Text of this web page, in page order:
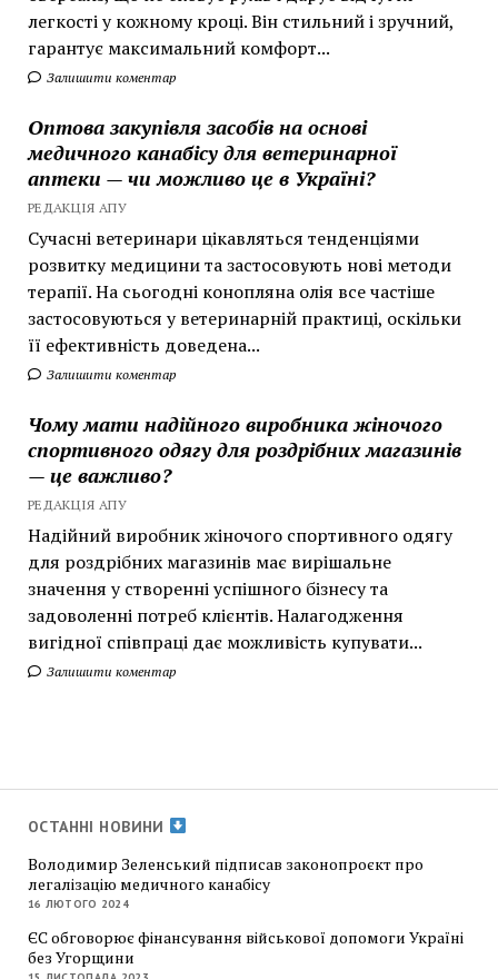
легкості у кожному кроці. Він стильний і зручний,
гарантує максимальний комфорт...
Залишити коментар
Оптова закупівля засобів на основі
медичного канабісу для ветеринарної
аптеки — чи можливо це в Україні?
РЕДАКЦІЯ АПУ
Сучасні ветеринари цікавляться тенденціями
розвитку медицини та застосовують нові методи
терапії. На сьогодні конопляна олія все частіше
застосовуються у ветеринарній практиці, оскільки
її ефективність доведена...
Залишити коментар
Чому мати надійного виробника жіночого
спортивного одягу для роздрібних магазинів
— це важливо?
РЕДАКЦІЯ АПУ
Надійний виробник жіночого спортивного одягу
для роздрібних магазинів має вирішальне
значення у створенні успішного бізнесу та
задоволенні потреб клієнтів. Налагодження
вигідної співпраці дає можливість купувати...
Залишити коментар
ОСТАННІ НОВИНИ
Володимир Зеленський підписав законопроєкт про
легалізацію медичного канабісу
16 ЛЮТОГО 2024
ЄС обговорює фінансування військової допомоги Україні
без Угорщини